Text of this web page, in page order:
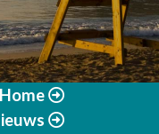
Home